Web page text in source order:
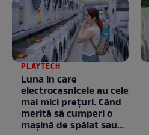
PLAYTECH
Luna în care
electrocasnicele au cele
mai mici prețuri. Când
merită să cumperi o
mașină de spălat sau